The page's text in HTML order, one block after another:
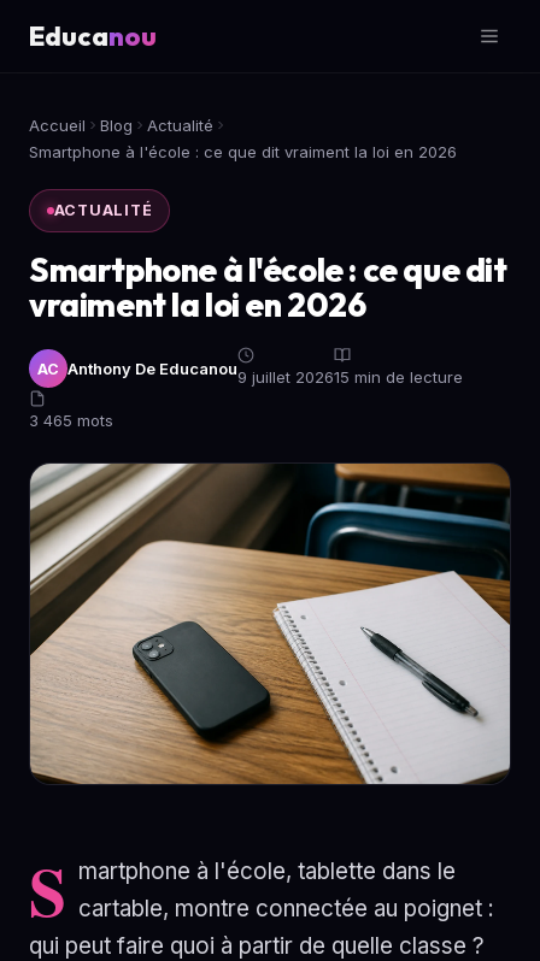
Educanou
Accueil Blog
Actualité
Smartphone à l'école : ce que dit vraiment la loi en 2026
ACTUALITÉ
Smartphone à l'école : ce que dit
vraiment la loi en 2026
AC Anthony De Educanou9 juillet 202615 min de lecture
3 465 mots
S martphone à l'école, tablette dans le
cartable, montre connectée au poignet :
qui peut faire quoi à partir de quelle classe ?